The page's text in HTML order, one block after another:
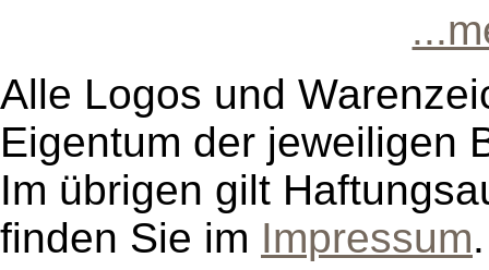
Alle Logos und
Eigentum der jeweiligen
Im übrigen gilt
finden Sie im Impressum.